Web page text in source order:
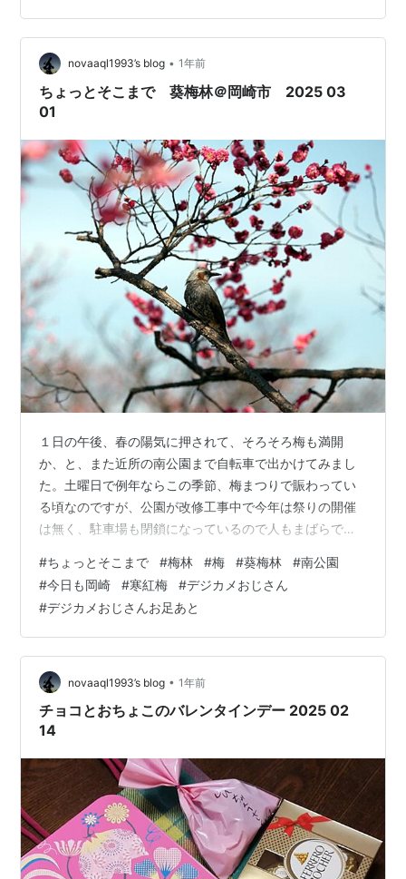
くみえません。一本一本木の枝を見て歩いていくと、つ
いに見つけました！ １輪咲いていました。サクラでなく
本物です。結局、数本の中で、２輪ほど咲いていると…
novaaql1993’s blog • 1年前
ちょっとそこまで 葵梅林＠岡崎市 2025 03
01
１日の午後、春の陽気に押されて、そろそろ梅も満開
か、と、また近所の南公園まで自転車で出かけてみまし
た。土曜日で例年ならこの季節、梅まつりで賑わってい
る頃なのですが、公園が改修工事中で今年は祭りの開催
は無く、駐車場も閉鎖になっているので人もまばらでし
の開花というと、寒紅梅は満開の木もあればツボミの木
もある状態。ただ、先日は気が付かなかった梅の香りが
しっかり漂っていました。いろんな梅の木があり、全体
の開花はこれからの感じです。まだまだ見頃が続くよう
に思いました。しかし、３月になり、梅は咲いたか？桜
はまだかいな？ より、梅は咲いたよ、桜ももう咲く
よ！…
#ちょっとそこまで #梅林 #梅 #葵梅林 #南公園
#今日も岡崎 #寒紅梅 #デジカメおじさん
#デジカメおじさんお足あと
novaaql1993’s blog • 1年前
チョコとおちょこのバレンタインデー 2025 02
14